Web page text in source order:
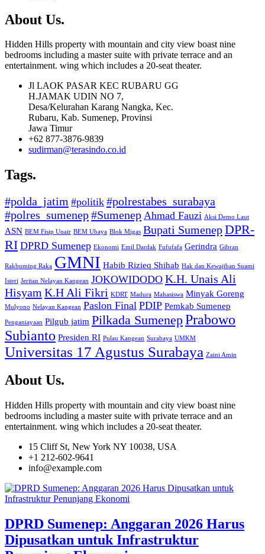
About Us.
Hidden Hills property with mountain and city view boast nine
bedrooms including a master suite with private terrace and an
entertainment. wing which includes a 20-seat theater.
Jl LAOK PASAR KEC RUBARU GG
H.JAMAK UDIN NO 7,
Desa/Kelurahan Karang Nangka, Kec.
Rubaru, Kab. Sumenep, Provinsi
Jawa Timur
+62 877-3876-9839
sudirman@terasindo.co.id
Tags.
#polda_jatim #politik #polrestabes_surabaya
#polres_sumenep#Sumenep Ahmad Fauzi Aksi Demo Laut
ASN BEM Fisip Unair BEM Ubaya Blok Migas Bupati SumenepDPR-
RI DPRD Sumenep Ekonomi Emil Dardak Fufufafa Gerindra Gibran
Rakbuming Raka GMNI Habib Rizieq Shihab Hak dan Kewajiban Suami
Isteri Jeritan Nelayan Kangean JOKOWIDODO K.H. Unais Ali
Hisyam K.H Ali Fikri KDRT Madura Mahasiswa Minyak Goreng
Mulyono Nelayan Kangean Paslon Final PDIP Pemkab Sumenep
Penganiayaan Pilgub jatim Pilkada SumenepPrabowo
Subianto Presiden RI Pulau Kangean Surabaya UMKM
Universitas 17 Agustus Surabaya Zaini Amin
About Us.
Hidden Hills property with mountain and city view boast nine
bedrooms including a master suite with private terrace and an
entertainment. wing which includes a 20-seat theater.
15 Cliff St, New York NY 10038, USA
+1 212-602-9641
info@example.com
DPRD Sumenep: Anggaran 2026 Harus
Dipusatkan untuk Infrastruktur